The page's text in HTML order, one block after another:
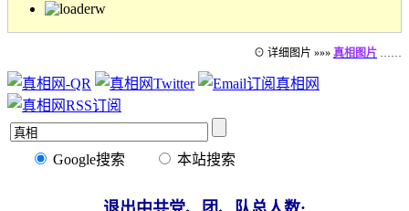
⊙ 详细图片 »»» 真相图片 ……
Google搜索 本站搜索